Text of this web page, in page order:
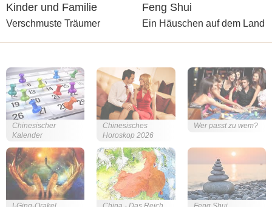
Kinder und Familie
Verschmuste Träumer
Feng Shui
Ein Häuschen auf dem Land
Chinesischer
Kalender
Chinesisches
Horoskop 2026
Wer passt zu wem?